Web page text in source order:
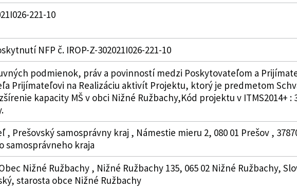
221-10
NFP č. IROP-Z-302021I026-221-10
podmienok, práv a povinností medzi Poskytovateľom a
Prijímateľovi na Realizáciu aktivít Projektu, ktorý je predmetom
kapacity MŠ v obci Nižné Ružbachy,Kód projektu v ITMS2014+ :
, Prešovský samosprávny kraj , Námestie mieru 2, 080 01 Prešov ,
samosprávneho kraja
Nižné Ružbachy , Nižné Ružbachy 135, 065 02 Nižné Ružbachy,
starosta obce Nižné Ružbachy